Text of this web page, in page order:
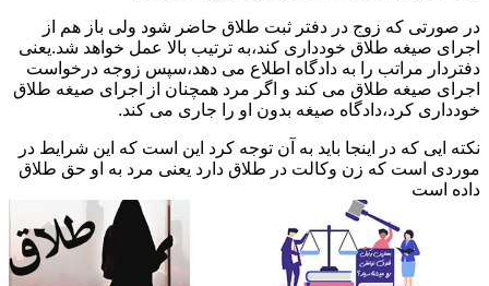
در صورتی که زوج در دفتر ثبت طلاق حاضر شود ولی باز هم از
اجرای صیغه طلاق خودداری کند،به ترتیب بالا عمل خواهد شد.یعنی
دفتردار مراتب را به دادگاه اطلاع می دهد،سپس زوجه درخواست
اجرای صیغه طلاق می کند و اگر مرد همچنان از اجرای صیغه طلاق
خودداری کرد،دادگاه صیغه بدون او را جاری می کند.
نکته ایی که در اینجا باید به آن توجه کرد این است که این شرایط در
موردی است که زن وکالت در طلاق دارد یعنی مرد به او حق طلاق
داده است